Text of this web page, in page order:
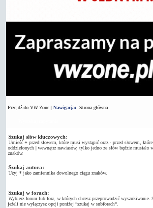
Przejdź do VW Zone| Nawigacja: Strona główna
Szukaj słów kluczowych:
Umieść +przed słowem, które musi wystąpić oraz -przed słowem,
oddzielonych |wewnątrz nawiasów, tylko jedno ze słów będzie musiało
znaków.
Szukaj autora:
Użyj * jako zamiennika dowolnego ciągu znaków.
Szukaj w forach:
Wybierz forum lub fora, w których chcesz przeprowadzić wyszukiwanie.
jeżeli nie wyłączysz opcji poniżej “szukaj w subforach“.